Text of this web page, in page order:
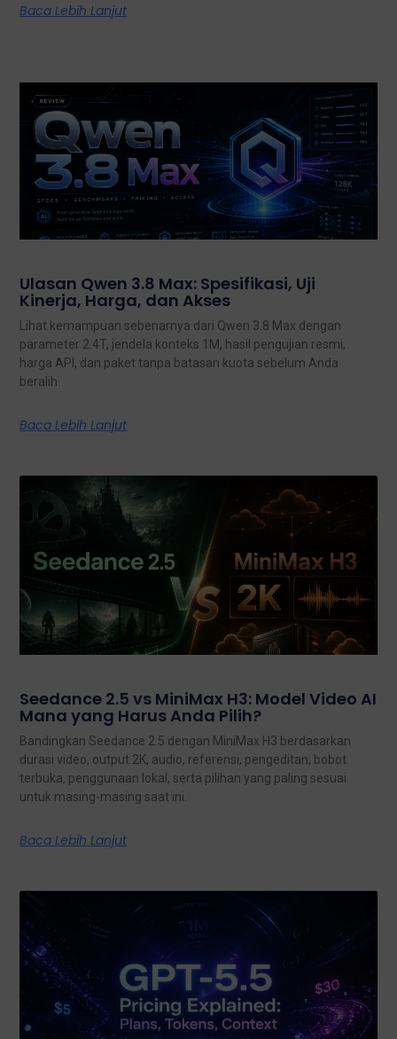
Baca Lebih Lanjut
Ulasan Qwen 3.8 Max: Spesifikasi, Uji
Kinerja, Harga, dan Akses
Lihat kemampuan sebenarnya dari Qwen 3.8 Max dengan
parameter 2.4T, jendela konteks 1M, hasil pengujian resmi,
harga API, dan paket tanpa batasan kuota sebelum Anda
beralih.
Baca Lebih Lanjut
Seedance 2.5 vs MiniMax H3: Model Video AI
Mana yang Harus Anda Pilih?
Bandingkan Seedance 2.5 dengan MiniMax H3 berdasarkan
durasi video, output 2K, audio, referensi, pengeditan, bobot
terbuka, penggunaan lokal, serta pilihan yang paling sesuai
untuk masing-masing saat ini.
Baca Lebih Lanjut